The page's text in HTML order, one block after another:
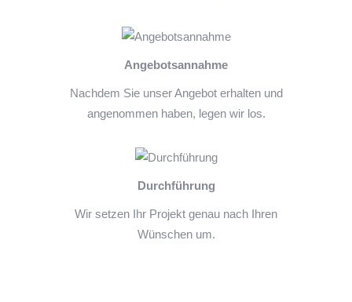
Angebotsannahme
Nachdem Sie unser Angebot erhalten und
angenommen haben, legen wir los.
Durchführung
Wir setzen Ihr Projekt genau nach Ihren
Wünschen um.